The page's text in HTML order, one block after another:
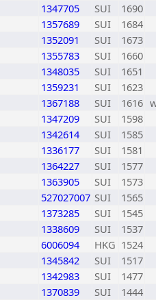
1347705 SUI
1690
1357689 SUI
1684
1352091 SUI
1673
1355783 SUI
1660
1348035 SUI
1651
1359231 SUI
1623
1367188 SUI 1616
1347209 SUI
1598
1342614 SUI
1585
1336177 SUI
1581
1364227 SUI
1577
1363905 SUI
1573
527027007 SUI
1565
1373285 SUI
1545
1338609 SUI
1537
6006094 HKG 1524
1345842 SUI
1517
1342983 SUI
1477
1370839 SUI
1444